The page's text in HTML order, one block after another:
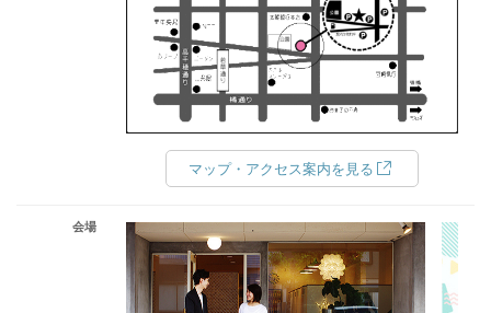
マップ・アクセス案内を見る
会場